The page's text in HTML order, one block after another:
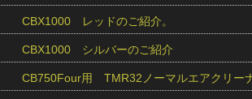
CBX1000 レッドのご紹介。
CBX1000 シルバーのご紹介
CB750Four用 TMR32ノーマルエアクリー